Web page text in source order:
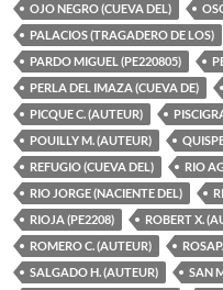
OJO NEGRO (CUEVA DEL)
PALACIOS (TRAGADERO DE LOS)
PARDO MIGUEL (PE220805)
PERLA DEL IMAZA (CUEVA DE)
PICQUE C. (AUTEUR)
POUILLY M. (AUTEUR)
REFUGIO (CUEVA DEL)
RIO
RIO JORGE (NACIENTE DEL)
RIOJA (PE2208)
ROBERT X.
ROMERO C. (AUTEUR)
SALGADO H. (AUTEUR)
SAN